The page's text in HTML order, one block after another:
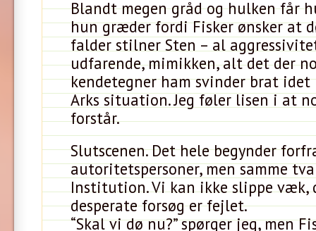
Blandt megen gråd og hulken får
hun græder fordi Fisker ønsker at
falder stilner Sten – al
udfarende, mimikken, alt det der
kendetegner ham svinder brat
Arks situation. Jeg føler lisen i at
forstår.
Slutscenen. Det hele begynder
autoritetspersoner, men samme
Institution. Vi kan ikke slippe væk,
desperate forsøg er fejlet.
“Skal vi dø nu?” spørger jeg, men